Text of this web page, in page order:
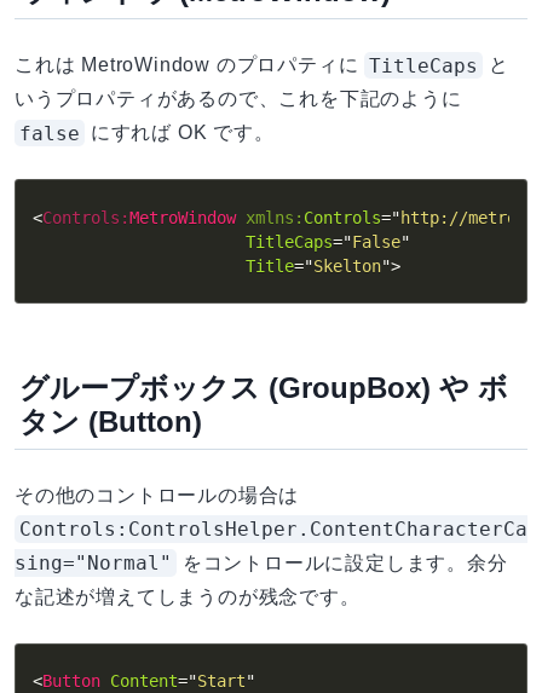
これは MetroWindow のプロパティに TitleCaps
と
いうプロパティがあるので、これを下記のように
false にすれば OK です。
<Controls:MetroWindow xmlns: Controls="http://
TitleCaps="False"
Title="Skelton">
グループボックス (GroupBox) や ボ
タン (Button)
その他のコントロールの場合は
Controls:ControlsHelper.ContentCharacterCa
sing="Normal"
をコントロールに設定します。余分
な記述が増えてしまうのが残念です。
<Button Content="Start"